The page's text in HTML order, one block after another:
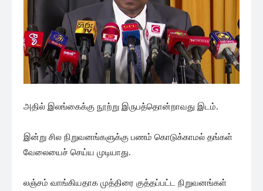
அதில் இலங்கைக்கு நூற்று இருபத்தொன்றாவது இடம்.
இன்று சில நிறுவனங்களுக்கு பணம் கொடுக்காமல் தங்கள்
வேலையைச் செய்ய முடியாது.
லஞ்சம் வாங்கியதாக முத்திரை குத்தப்பட்ட நிறுவனங்கள்